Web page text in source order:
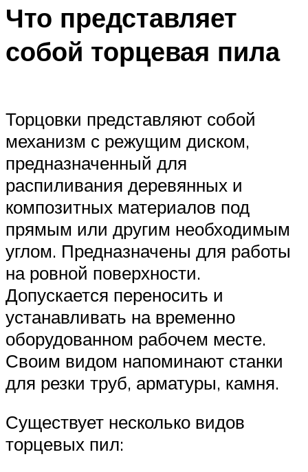
Что представляет
собой торцевая пила
Торцовки представляют собой
механизм с режущим диском,
предназначенный для
распиливания деревянных и
композитных материалов под
прямым или другим необходимым
углом. Предназначены для работы
на ровной поверхности.
Допускается переносить и
устанавливать на временно
оборудованном рабочем месте.
Своим видом напоминают станки
для резки труб, арматуры, камня.
Существует несколько видов
торцевых пил: